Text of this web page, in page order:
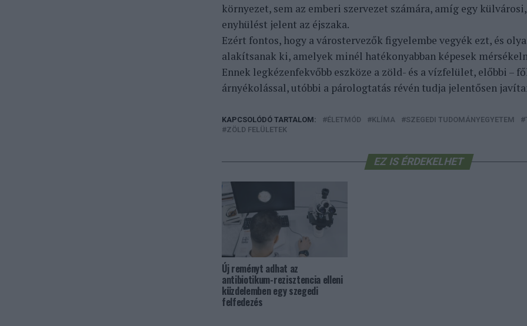
környezet, sem az emberi szervezet számára, amíg egy
enyhülést jelent az éjszaka.
Ezért fontos, hogy a várostervezők figyelembe vegyék ezt, és
alakítsanak ki, amelyek minél hatékonyabban képesek
Ennek legkézenfekvőbb eszköze a zöld- és a vízfelület, előbbi –
árnyékolással, utóbbi a párologtatás révén tudja jelentősen
KAPCSOLÓDÓ TARTALOM: ÉLETMÓD KLÍMA SZEGEDI TUDOMÁNYEGYETEM
ZÖLD FELÜLETEK
EZ IS ÉRDEKELHET
Új reményt adhat az
antibiotikum-rezisztencia elleni
küzdelemben egy szegedi
felfedezés